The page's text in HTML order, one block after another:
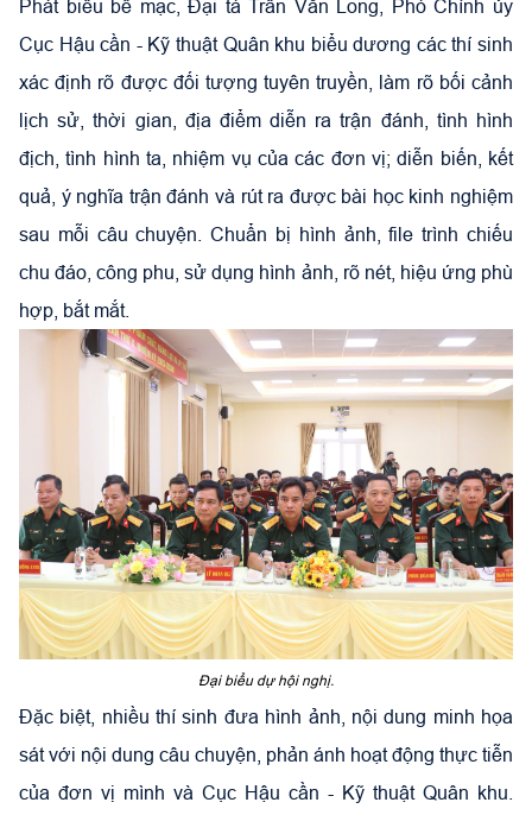
Phát biểu bế mạc, Đại tá Trần Văn Long, Phó Chính ủy
Cục Hậu cần - Kỹ thuật Quân khu biểu dương các thí sinh
xác định rõ được đối tượng tuyên truyền, làm rõ bối cảnh
lịch sử, thời gian, địa điểm diễn ra trận đánh, tình hình
địch, tình hình ta, nhiệm vụ của các đơn vị; diễn biến, kết
quả, ý nghĩa trận đánh và rút ra được bài học kinh nghiệm
sau mỗi câu chuyện. Chuẩn bị hình ảnh, file trình chiếu
chu đáo, công phu, sử dụng hình ảnh, rõ nét, hiệu ứng phù
hợp, bắt mắt.
Đại biểu dự hội nghị.
Đặc biệt, nhiều thí sinh đưa hình ảnh, nội dung minh họa
sát với nội dung câu chuyện, phản ánh hoạt động thực tiễn
của đơn vị mình và Cục Hậu cần - Kỹ thuật Quân khu.